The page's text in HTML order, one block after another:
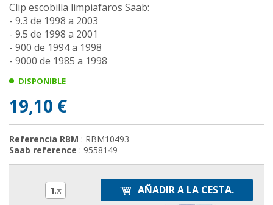
Clip escobilla limpiafaros Saab:
- 9.3 de 1998 a 2003
- 9.5 de 1998 a 2001
- 900 de 1994 a 1998
- 9000 de 1985 a 1998
DISPONIBLE
19,10 €
Referencia RBM : RBM10493
Saab reference : 9558149
1 AÑADIR A LA CESTA.